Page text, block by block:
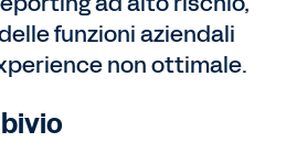
funzioni aziendali
non ottimale.